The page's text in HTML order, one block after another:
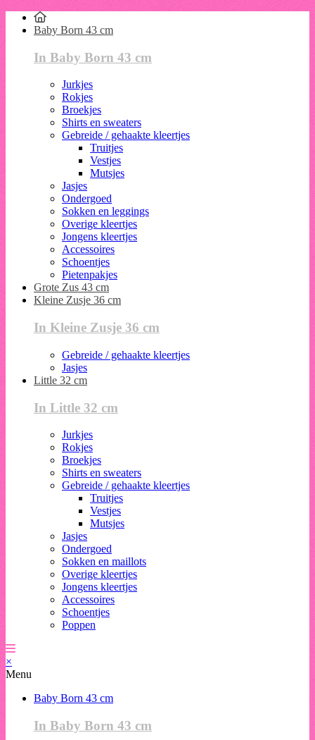
Baby Born 43 cm
In Baby Born 43 cm
Jurkjes
Rokjes
Broekjes
Shirts en sweaters
Gebreide / gehaakte kleertjes
Truitjes
Vestjes
Mutsjes
Jasjes
Ondergoed
Sokken en leggings
Overige kleertjes
Jongens kleertjes
Accessoires
Schoentjes
Pietenpakjes
Grote Zus 43 cm
Kleine Zusje 36 cm
In Kleine Zusje 36 cm
Gebreide / gehaakte kleertjes
Jasjes
Little 32 cm
In Little 32 cm
Jurkjes
Rokjes
Broekjes
Shirts en sweaters
Gebreide / gehaakte kleertjes
Truitjes
Vestjes
Mutsjes
Jasjes
Ondergoed
Sokken en maillots
Overige kleertjes
Jongens kleertjes
Accessoires
Schoentjes
Poppen
×
Menu
Baby Born 43 cm
In Baby Born 43 cm